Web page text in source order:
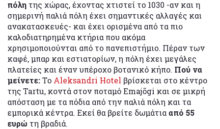
πόλη της χώρας, έχοντας χτιστεί το 1030 -αν και η
σημερινή παλιά πόλη έχει σημαντικές αλλαγές και
ανακατασκευές- και έχει ορισμένα από τα πιο
καλοδιατηρημένα κτήρια που ακόμα
χρησιμοποιούνται από το πανεπιστήμιο. Πέραν των
καφέ, μπαρ και εστιατορίων, η πόλη έχει μεγάλες
πλατείες και έναν υπέροχο βοτανικό κήπο. Πού να
μείνετε:Το Aleksandri Hotel βρίσκεται στο κέντρο
της Tartu, κοντά στον ποταμό Emajõgi και σε μικρή
απόσταση με τα πόδια από την παλιά πόλη και τα
εμπορικά κέντρα. Εκεί θα βρείτε δωμάτια από 55
ευρώ τη βραδιά.